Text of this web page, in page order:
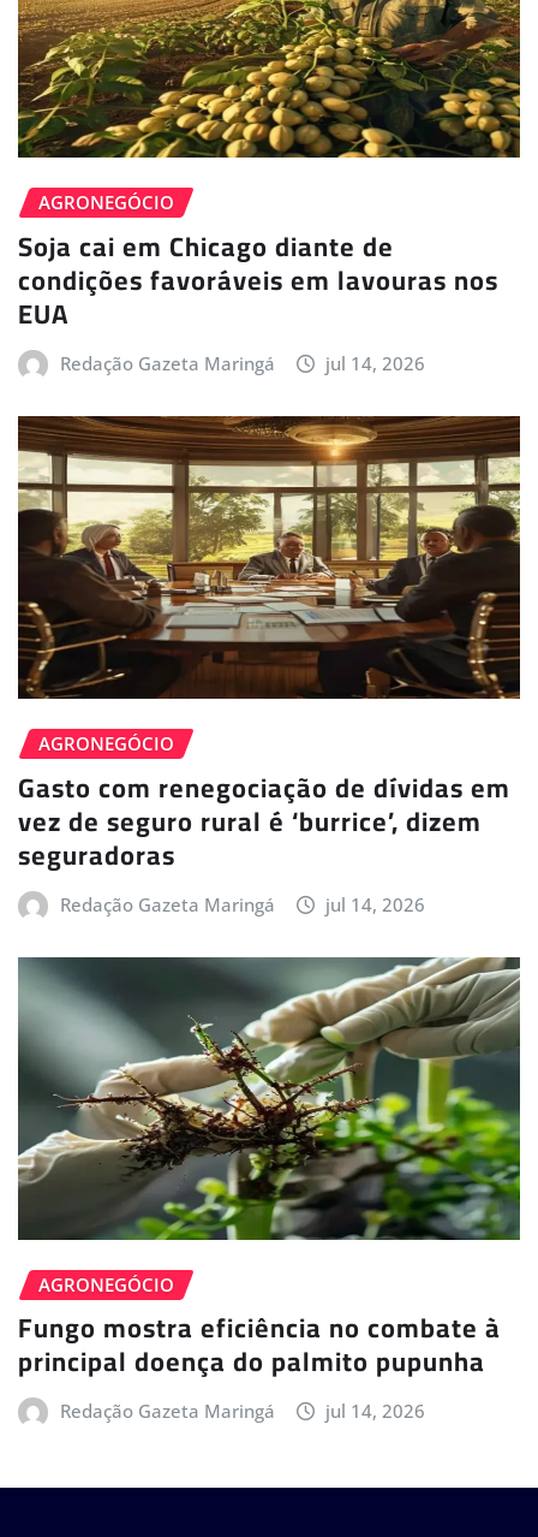
AGRONEGÓCIO
Soja cai em Chicago diante de
condições favoráveis em lavouras nos
EUA
Redação Gazeta Maringá jul 14, 2026
AGRONEGÓCIO
Gasto com renegociação de dívidas em
vez de seguro rural é ‘burrice’, dizem
seguradoras
Redação Gazeta Maringá jul 14, 2026
AGRONEGÓCIO
Fungo mostra eficiência no combate à
principal doença do palmito pupunha
Redação Gazeta Maringá jul 14, 2026